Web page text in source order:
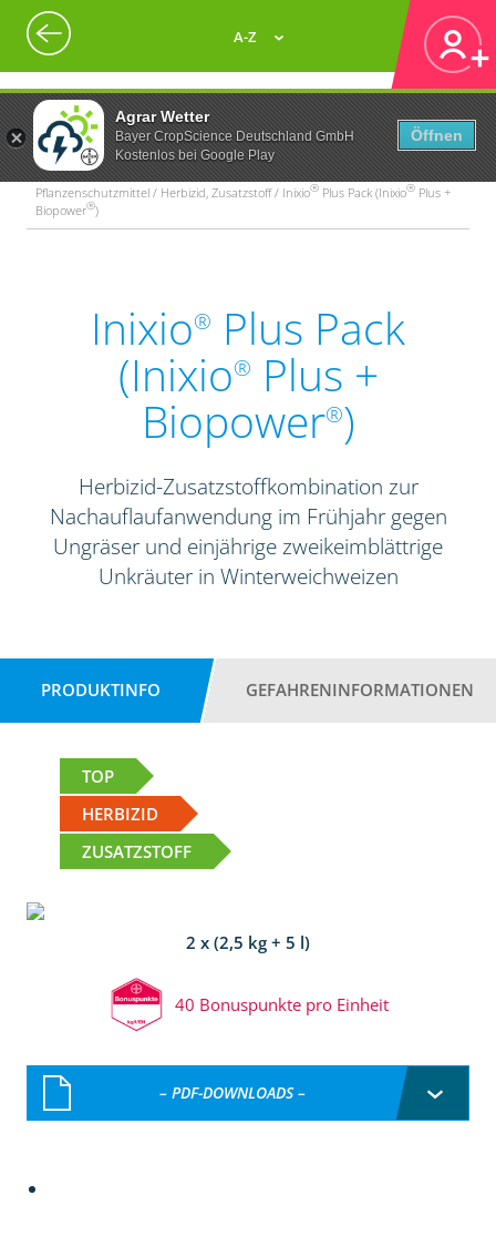
Agrar Wetter
Bayer CropScience Deutschland GmbH
Kostenlos bei Google Play
Öffnen
A-Z
Pflanzenschutzmittel / Herbizid, Zusatzstoff / Inixio® Plus Pack (Inixio® Plus +
Biopower®)
Inixio® Plus Pack
(Inixio® Plus +
Biopower®)
Herbizid-Zusatzstoffkombination zur
Nachauflaufanwendung im Frühjahr gegen
Ungräser und einjährige zweikeimblättrige
Unkräuter in Winterweichweizen
PRODUKTINFO GEFAHRENINFORMATIONEN
TOP
HERBIZID
ZUSATZSTOFF
2 x (2,5 kg + 5 l)
40 Bonuspunkte pro Einheit
– PDF-DOWNLOADS –